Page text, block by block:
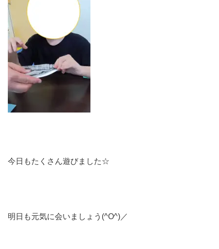
今日もたくさん遊びました☆
明日も元気に会いましょう(^O^)／